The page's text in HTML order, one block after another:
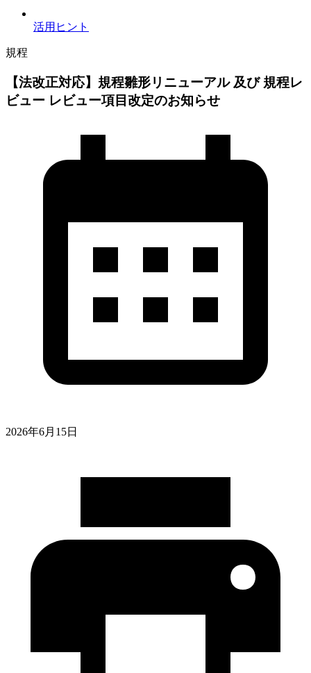
活用ヒント
規程
【法改正対応】規程雛形リニューアル 及び 規程レ
ビュー レビュー項目改定のお知らせ
2026年6月15日